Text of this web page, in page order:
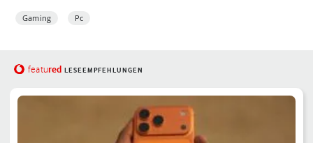
Gaming Pc
featured LESEEMPFEHLUNGEN